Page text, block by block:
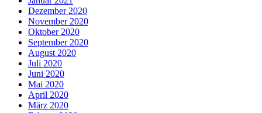
Dezember 2020
November 2020
Oktober 2020
September 2020
August 2020
Juli 2020
Juni 2020
Mai 2020
April 2020
März 2020